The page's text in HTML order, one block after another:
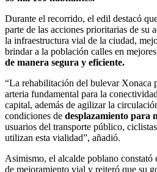
Durante el recorrido, el edil destacó
parte de las acciones prioritarias de su
la infraestructura vial de la ciudad,
brindar a la población calles en
de manera segura y eficiente.
“La rehabilitación del bulevar Xonaca
arteria fundamental para la
capital, además de agilizar la
condiciones de desplazamiento para
usuarios del transporte público,
utilizan esta vialidad”, añadió.
Asimismo, el alcalde poblano constató
de mejoramiento vial y reiteró que su